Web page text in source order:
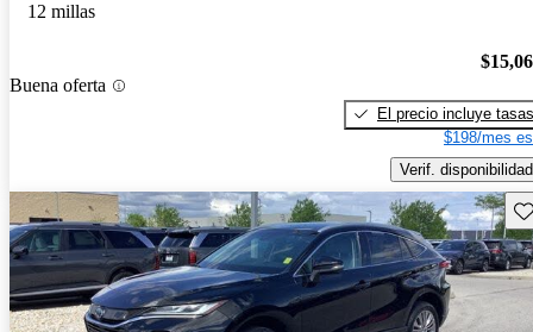
12 millas
Buena oferta
El precio incluye tasas
$198/mes
Verif. disponibilidad